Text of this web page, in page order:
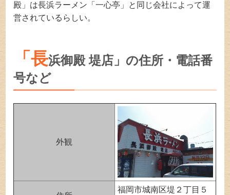
殿」は長浜ラーメン「一心亭」と同じ会社によって運
営されているらしい。
「長浜御殿 堤店」の住所・電話番
号など
外観
福岡市城南区堤２丁目５